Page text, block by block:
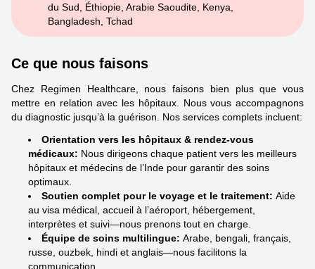
du Sud, Éthiopie, Arabie Saoudite, Kenya,
Bangladesh, Tchad
Ce que nous faisons
Chez Regimen Healthcare, nous faisons bien plus que vous
mettre en relation avec les hôpitaux. Nous vous accompagnons
du diagnostic jusqu’à la guérison. Nos services complets incluent:
Orientation vers les hôpitaux & rendez-vous
médicaux: Nous dirigeons chaque patient vers les meilleurs
hôpitaux et médecins de l’Inde pour garantir des soins
optimaux.
Soutien complet pour le voyage et le traitement: Aide
au visa médical, accueil à l’aéroport, hébergement,
interprètes et suivi—nous prenons tout en charge.
Équipe de soins multilingue: Arabe, bengali, français,
russe, ouzbek, hindi et anglais—nous facilitons la
communication.